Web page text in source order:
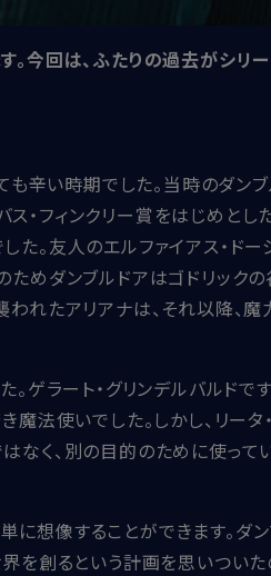
今回は、ふたりの過去がシリ
も辛い時期でした。当時のダン
フィンクリー賞をはじめと
。友人のエルファイアス・ド
めダンブルドアはゴドリック
れたアリアナは、それ以降、
ゲラート・グリンデルバルドで
法使いでした。しかし、リー
く、別の目的のために使って
像することができます。ダン
を創るという計画を思いついた